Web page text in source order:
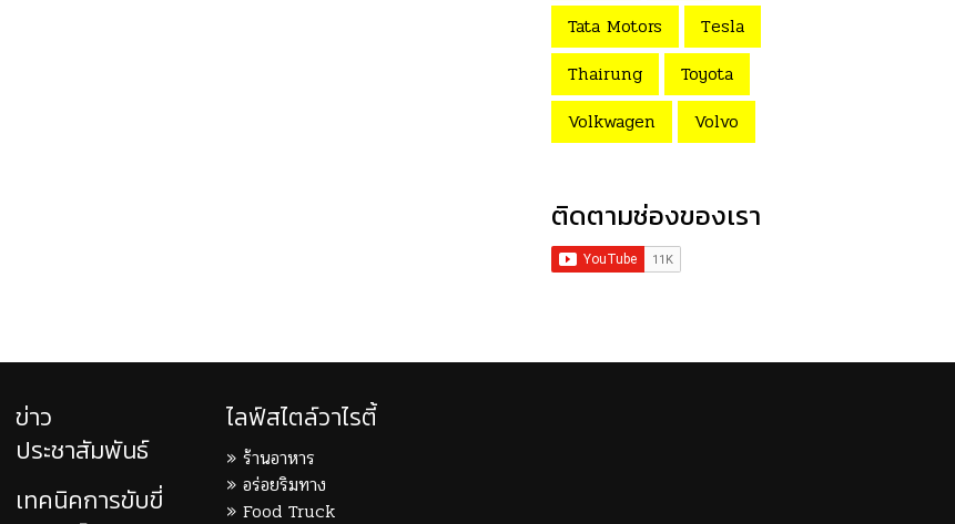
Tata Motors
Tesla
Thairung
Toyota
Volkwagen
Volvo
ติดตามช่องของเรา
ข่าว
ประชาสัมพันธ์
เทคนิคการขับขี่
ไลฟ์สไตล์วาไรตี้
ร้านอาหาร
อร่อยริมทาง
Food Truck